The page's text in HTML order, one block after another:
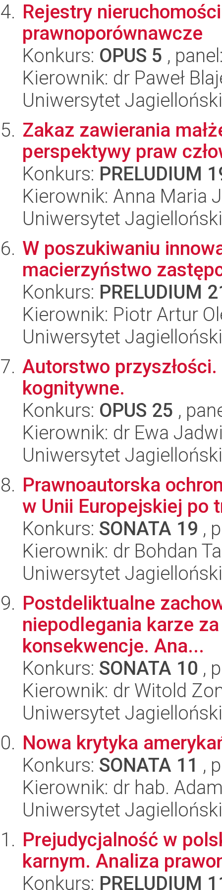
Rejestry
prawnoporównawcze
Konkurs: OPUS 5 ,
Kierownik: dr Paweł
Uniwersytet
Zakaz zawierania
perspektywy praw
Konkurs: PRELUDIUM
Kierownik: Anna Maria
Uniwersytet
W poszukiwaniu
macierzyństwo
Konkurs: PRELUDIUM
Kierownik: Piotr Artur
Uniwersytet
Autorstwo
kognitywne.
Konkurs: OPUS 25 ,
Kierownik: dr Ewa
Uniwersytet
Prawnoautorska
w Unii Europejskiej po
Konkurs: SONATA 19 ,
Kierownik: dr Bohdan
Uniwersytet
Postdeliktualne
niepodlegania karze
konsekwencje. Ana...
Konkurs: SONATA 10 ,
Kierownik: dr Witold
Uniwersytet
Nowa krytyka
Konkurs: SONATA 11 ,
Kierownik: dr hab.
Uniwersytet
Prejudycjalność w
karnym. Analiza
Konkurs: PRELUDIUM